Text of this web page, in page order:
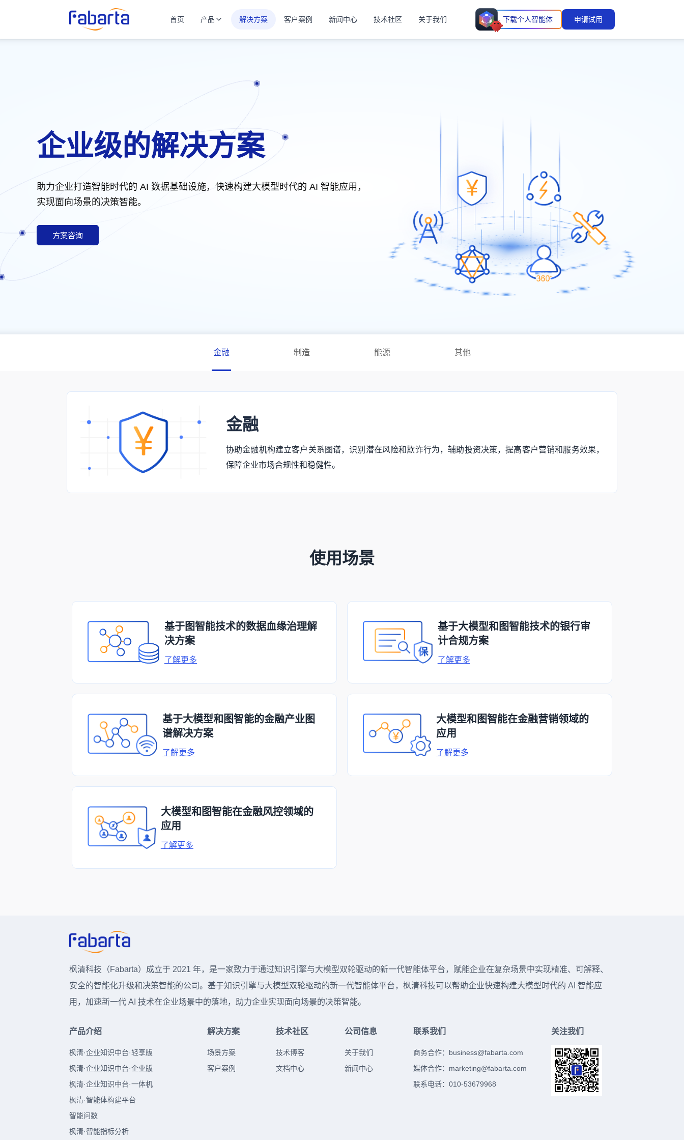
首页 产品 解决方案 客户案例 新闻中心 技术社区 关于我们 下载个人智能体 申请试用
企业级的解决方案
助力企业打造智能时代的 AI 数据基础设施，快速构建大模型时代的 AI 智能应用，
实现面向场景的决策智能。
方案咨询
金融 制造 能源 其他
金融
协助金融机构建立客户关系图谱，识别潜在风险和欺诈行为，辅助投资决策，提高客户营销和服务效果，
保障企业市场合规性和稳健性。
使用场景
基于图智能技术的数据血缘治理解
决方案
了解更多
基于大模型和图智能技术的银行审
计合规方案
了解更多
基于大模型和图智能的金融产业图
谱解决方案
了解更多
大模型和图智能在金融营销领域的
应用
了解更多
大模型和图智能在金融风控领域的
应用
了解更多
枫清科技（Fabarta）成立于 2021 年，是一家致力于通过知识引擎与大模型双轮驱动的新一代智能体平台，赋能企业在复杂场景中实现精准、可解释、
安全的智能化升级和决策智能的公司。基于知识引擎与大模型双轮驱动的新一代智能体平台，枫清科技可以帮助企业快速构建大模型时代的 AI 智能应
用，加速新一代 AI 技术在企业场景中的落地，助力企业实现面向场景的决策智能。
产品介绍
枫清·企业知识中台·轻享版
枫清·企业知识中台·企业版
枫清·企业知识中台·一体机
枫清·智能体构建平台
智能问数
枫清·智能指标分析
解决方案
场景方案
客户案例
技术社区
技术博客
文档中心
公司信息
关于我们
新闻中心
联系我们
商务合作： business@fabarta.com
媒体合作： marketing@fabarta.com
联系电话：010-53679968
关注我们